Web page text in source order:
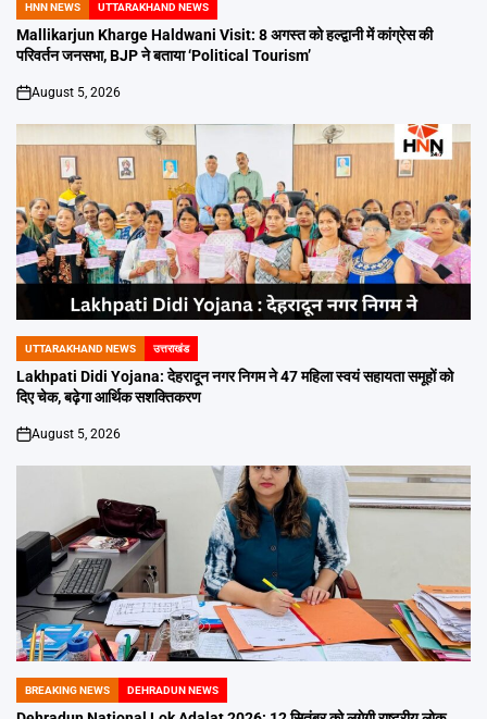
POSTED
IN
HNN NEWS UTTARAKHAND NEWS
Mallikarjun Kharge Haldwani Visit: 8 अगस्त को हल्द्वानी में कांग्रेस की
परिवर्तन जनसभा, BJP ने बताया ‘Political Tourism’
on
August 5, 2026
POSTED
IN
UTTARAKHAND NEWS उत्तराखंड
Lakhpati Didi Yojana: देहरादून नगर निगम ने 47 महिला स्वयं सहायता समूहों को
दिए चेक, बढ़ेगा आर्थिक सशक्तिकरण
on
August 5, 2026
POSTED
IN
BREAKING NEWS DEHRADUN NEWS